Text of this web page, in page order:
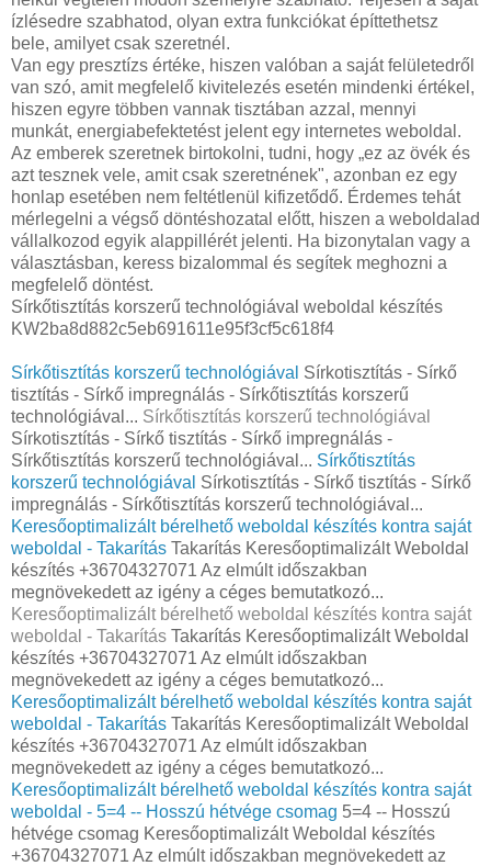
ízlésedre szabhatod, olyan extra funkciókat építtethetsz
bele, amilyet csak szeretnél.
Van egy presztízs értéke, hiszen valóban a saját felületedről
van szó, amit megfelelő kivitelezés esetén mindenki értékel,
hiszen egyre többen vannak tisztában azzal, mennyi
munkát, energiabefektetést jelent egy internetes weboldal.
Az emberek szeretnek birtokolni, tudni, hogy „ez az övék és
azt tesznek vele, amit csak szeretnének", azonban ez egy
honlap esetében nem feltétlenül kifizetődő. Érdemes tehát
mérlegelni a végső döntéshozatal előtt, hiszen a weboldalad
vállalkozod egyik alappillérét jelenti. Ha bizonytalan vagy a
választásban, keress bizalommal és segítek meghozni a
megfelelő döntést.
Sírkőtisztítás korszerű technológiával weboldal készítés
KW2ba8d882c5eb691611e95f3cf5c618f4
Sírkőtisztítás korszerű technológiával Sírkotisztítás - Sírkő
tisztítás - Sírkő impregnálás - Sírkőtisztítás korszerű
technológiával... Sírkőtisztítás korszerű technológiával
Sírkotisztítás - Sírkő tisztítás - Sírkő impregnálás -
Sírkőtisztítás korszerű technológiával... Sírkőtisztítás
korszerű technológiával Sírkotisztítás - Sírkő tisztítás - Sírkő
impregnálás - Sírkőtisztítás korszerű technológiával...
Keresőoptimalizált bérelhető weboldal készítés kontra saját
weboldal - Takarítás Takarítás Keresőoptimalizált Weboldal
készítés +36704327071 Az elmúlt időszakban
megnövekedett az igény a céges bemutatkozó...
Keresőoptimalizált bérelhető weboldal készítés kontra saját
weboldal - Takarítás Takarítás Keresőoptimalizált Weboldal
készítés +36704327071 Az elmúlt időszakban
megnövekedett az igény a céges bemutatkozó...
Keresőoptimalizált bérelhető weboldal készítés kontra saját
weboldal - Takarítás Takarítás Keresőoptimalizált Weboldal
készítés +36704327071 Az elmúlt időszakban
megnövekedett az igény a céges bemutatkozó...
Keresőoptimalizált bérelhető weboldal készítés kontra saját
weboldal - 5=4 -- Hosszú hétvége csomag 5=4 -- Hosszú
hétvége csomag Keresőoptimalizált Weboldal készítés
+36704327071 Az elmúlt időszakban megnövekedett az